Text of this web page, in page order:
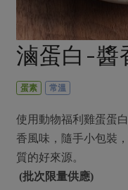
調味醬料/南北貨
休閒零嘴
保健食品
美妝保養
家庭清潔
日用品
湯品．鍋物
漬物
異國料理
更多當季產品
議題活動
主婦聯盟X樂齡網特約優惠
2024農業發展計畫年度
更多議題活動
非基改運動
廢核運動
減添加物
公益金
更多議題
生活者e週報
檢驗報告
硝酸鹽檢驗
社員權益
社務專區
選舉專區
滷蛋白-醬
蛋素 常溫
使用動物福利雞蛋蛋
香風味，隨手小包裝
質的好來源。
(批次限量供應)